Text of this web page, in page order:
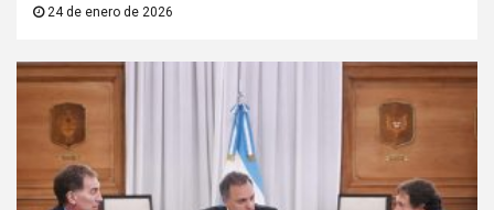
24 de enero de 2026